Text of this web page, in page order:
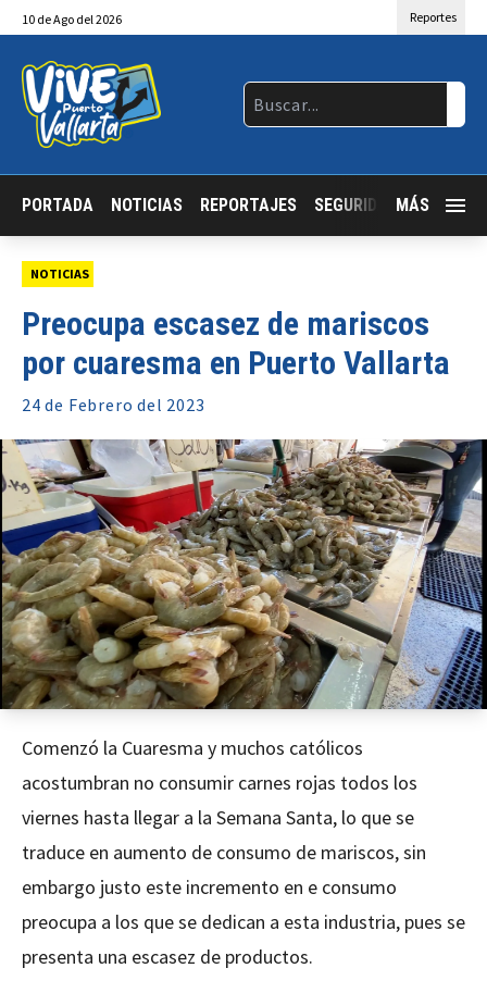
10 deAgo del 2026 Reportes
PORTADA NOTICIAS REPORTAJES SEGURIDAD JALISCO
MÁS
NOTICIAS
Preocupa escasez de mariscos
por cuaresma en Puerto Vallarta
24 de Febrero del 2023
Comenzó la Cuaresma y muchos católicos
acostumbran no consumir carnes rojas todos los
viernes hasta llegar a la Semana Santa, lo que se
traduce en aumento de consumo de mariscos, sin
embargo justo este incremento en e consumo
preocupa a los que se dedican a esta industria, pues se
presenta una escasez de productos.